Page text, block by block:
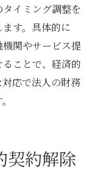
イミング調整を
す。具体的に
関やサービス提
ことで、経済的
応で法人の財務
契約解除